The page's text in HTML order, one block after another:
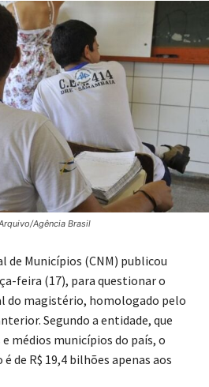
Agência Brasil
de Municípios (CNM) publicou
feira (17), para questionar o
do magistério, homologado pelo
Segundo a entidade, que
médios municípios do país, o
de R$ 19,4 bilhões apenas aos